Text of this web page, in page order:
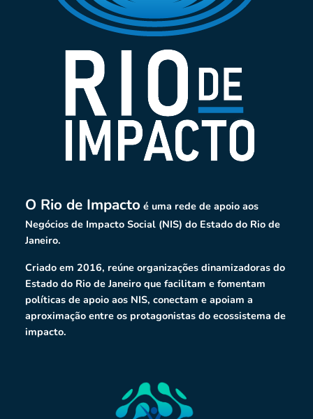
O Rio de Impacto é uma rede de apoio aos
Negócios de Impacto Social (NIS) do Estado do Rio de
Janeiro.
Criado em 2016, reúne organizações dinamizadoras do
Estado do Rio de Janeiro que facilitam e fomentam
políticas de apoio aos NIS, conectam e apoiam a
aproximação entre os protagonistas do ecossistema de
impacto.